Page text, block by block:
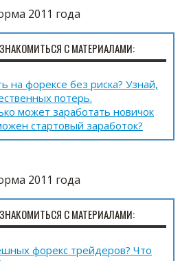
С МАТЕРИАЛАМИ:
на форексе без риска? Узнай,
потерь.
может заработать новичок
стартовый заработок?
С МАТЕРИАЛАМИ:
форекс трейдеров? Что